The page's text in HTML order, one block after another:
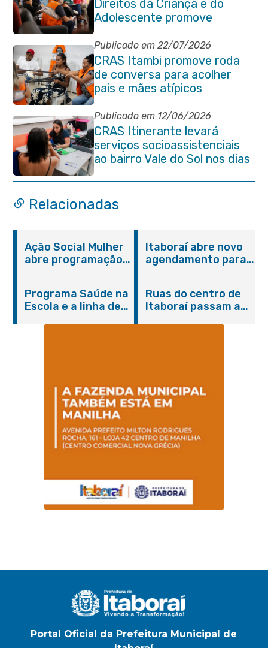
Direitos da Criança e do
Adolescente promove
reunião de alinhamento com
órgãos públicos
Publicado em 22/07/2026
CRAS Itambi promove roda
de conversa para acolher
pais e mães atípicos
Publicado em 12/06/2026
CRAS Itinerante levará
serviços socioassistenciais
ao bairro Vale do Sol nos dias
15 e 16 de junho e Vila
Gabriela 18 de junho
Relacionadas
Ação Social Mulher
abre programação
serviços gratuitos e
orientações
Itaboraí abre novo
agendamento para
Programa Saúde na
Escola e a linha de
Magalhães Seabra
Ruas do centro de
Itaboraí passam a
Portal Oficial da Prefeitura Municipal de